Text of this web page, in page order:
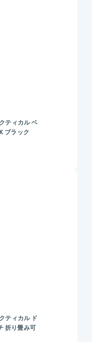
ティカル ベ
ブラック
ティカル ド
折り畳み可